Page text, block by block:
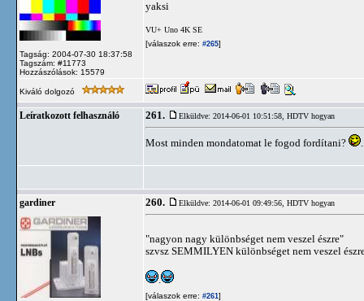
Tagság: 2004-07-30 18:37:58
Tagszám: #11773
Hozzászólások: 15579
yaksi
VU+ Uno 4K SE
[válaszok erre: #265]
Kiváló dolgozó
Leíratkozott felhasználó 261. Elküldve: 2014-06-01 10:51:58, HDTV hogyan
Most minden mondatomat le fogod fordítani?
gardiner 260. Elküldve: 2014-06-01 09:49:56, HDTV hogyan
"nagyon nagy különbséget nem veszel észre"
szvsz SEMMILYEN különbséget nem veszel
[válaszok erre: #261]